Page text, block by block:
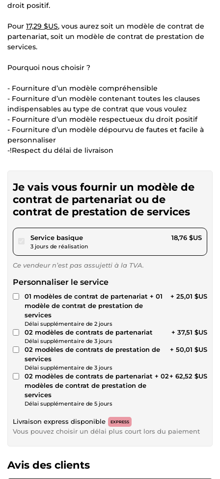
droit positif.
Pour 17,29 $US, vous aurez soit un modèle de contrat de
partenariat, soit un modèle de contrat de prestation de
services.
Pourquoi nous choisir ?
- Fourniture d’un modèle compréhensible
- Fourniture d’un modèle contenant toutes les clauses
indispensables au type de contrat que vous voulez
- Fourniture d’un modèle respectueux du droit positif
- Fourniture d’un modèle dépourvu de fautes et facile à
personnaliser
-!Respect du délai de livraison
Je vais vous fournir un modèle de
contrat de partenariat ou de
contrat de prestation de services
Service basiquepour 17,29 $US
3 jours de réalisation
18,76 $US
Ce vendeur n’est pas assujetti à la TVA.
Personnaliser le service
01 modèles de contrat de partenariat + 01
modèle de contrat de prestation de
services
Délai supplémentaire de 2 jours
+ 25,01 $US
02 modèles de contrats de partenariat
Délai supplémentaire de 3 jours
+ 37,51 $US
02 modèles de contrats de prestation de
services
Délai supplémentaire de 3 jours
+ 50,01 $US
02 modèles de contrats de partenariat + 02
modèles de contrat de prestation de
services
Délai supplémentaire de 5 jours
+ 62,52 $US
Livraison express disponible EXPRESS
Vous pouvez choisir un délai plus court lors du paiement
Avis des clients